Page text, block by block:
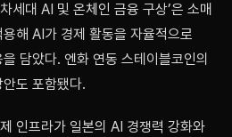
세대 AI 및 온체인 금융 구상’은 소매
해 AI가 경제 활동을 자율적으로
담았다. 엔화 연동 스테이블코인의
도 포함됐다.
인프라가 일본의 AI 경쟁력 강화와